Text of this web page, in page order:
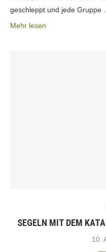
geschleppt und jede Gruppe …
Mehr lesen
SEGELN MIT DEM
10.